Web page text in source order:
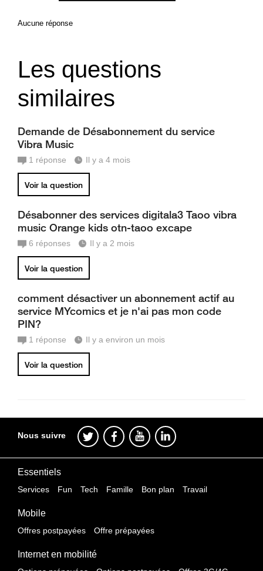
Aucune réponse
Les questions
similaires
Demande de Désabonnement du service
Vibra Music
1 réponse Il y a 4 mois
Voir la question
Désabonner des services digitala3 Taoo vibra
music Orange kids otn-taoo excape
6 réponses Il y a 2 mois
Voir la question
comment désactiver un abonnement actif au
service MYcomics et je n'ai pas mon code
PIN?
1 réponse Il y a environ un mois
Voir la question
Nous suivre
Essentiels
Services Fun Tech Famille Bon plan Travail
Mobile
Offres postpayées Offre prépayées
Internet en mobilité